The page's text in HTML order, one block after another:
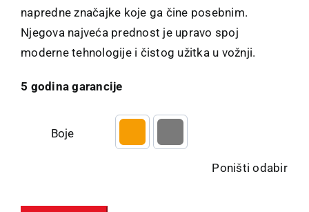
napredne značajke koje ga čine posebnim.
Njegova najveća prednost je upravo spoj
moderne tehnologije i čistog užitka u vožnji.
5 godina garancije
Boje
Poništi odabir